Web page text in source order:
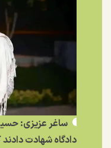
ساغر عزیزی:
دادگاه شهادت